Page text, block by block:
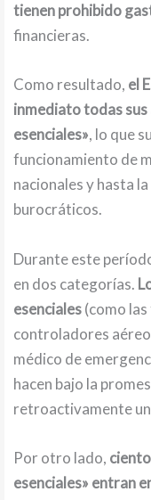
tienen prohibido
financieras.
Como resultado, el
inmediato todas
esenciales», lo que
funcionamiento de
nacionales y hasta
burocráticos.
Durante este
en dos categorías.
esenciales(como
controladores
médico de
hacen bajo la
retroactivamente
Por otro lado,
esenciales» entran